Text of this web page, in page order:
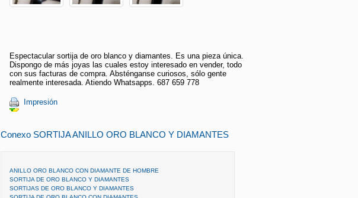
Espectacular sortija de oro blanco y diamantes. Es una pieza única.
Dispongo de más joyas las cuales estoy interesado en vender, todo
con sus facturas de compra. Absténganse curiosos, sólo gente
realmente interesada. Atiendo Whatsapps. 687 659 778
Impresión
Conexo SORTIJA ANILLO ORO BLANCO Y DIAMANTES
ANILLO ORO BLANCO CON DIAMANTE DE HOMBRE
SORTIJA DE ORO BLANCO Y DIAMANTES
SORTIJAS DE ORO BLANCO Y DIAMANTES